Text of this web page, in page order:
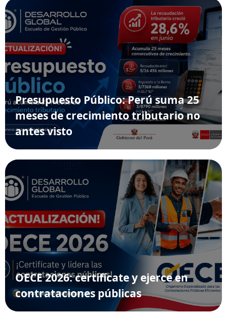
Presupuesto Público: Perú suma 25
meses de crecimiento tributario no
antes visto
OECE 2026: certifícate y ejerce en
contrataciones públicas